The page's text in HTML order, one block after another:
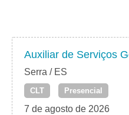
Auxiliar de Serviços
Serra / ES
CLT Presencial
7 de agosto de 2026